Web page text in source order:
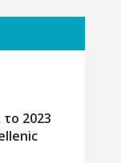
το 2023